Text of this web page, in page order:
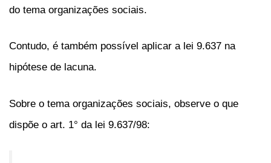
do tema organizações sociais.
Contudo, é também possível aplicar a lei 9.637 na
hipótese de lacuna.
Sobre o tema organizações sociais, observe o que
dispõe o art. 1° da lei 9.637/98: